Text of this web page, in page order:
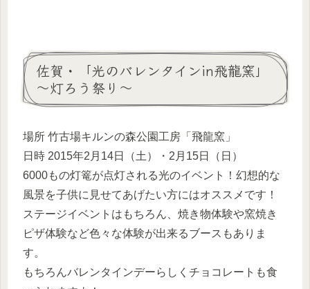
佐賀・「光のバレンタインin飛龍窯」
～灯ろう祭り～
場所 竹古場キルンの森公園工房「飛龍窯」
日時 2015年2月14日（土）・2月15日（日）
6000もの灯篭が点灯される光のイベント！幻想的な
風景を子供に見せてあげたい方にはオススメです！
ステージイベントはもちろん、焼き物体験や窯焼き
ピザ体験など色々な体験が出来るブースもありま
す。
もちろんバレンタインデーらしくチョコレートも食